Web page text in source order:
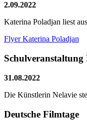
2.09.2022
Katerina Poladjan liest
Flyer Katerina Poladjan
31.08.2022
Die Künstlerin Nelavie
Deutsche Filmtage